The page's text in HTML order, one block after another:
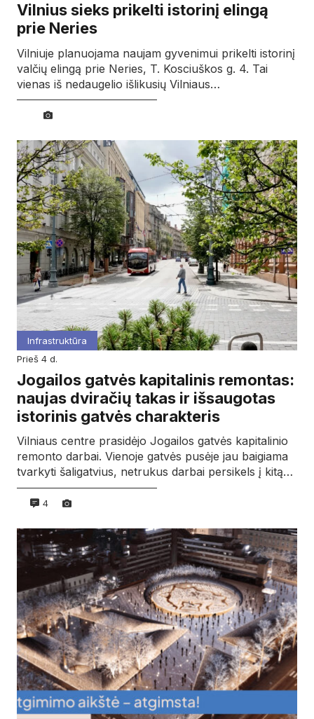
Vilnius sieks prikelti istorinį elingą
prie Neries
Vilniuje planuojama naujam gyvenimui prikelti istorinį
valčių elingą prie Neries, T. Kosciuškos g. 4. Tai
vienas iš nedaugelio išlikusių Vilniaus…
Infrastruktūra
prieš 4 d.
Jogailos gatvės kapitalinis remontas:
naujas dviračių takas ir išsaugotas
istorinis gatvės charakteris
Vilniaus centre prasidėjo Jogailos gatvės kapitalinio
remonto darbai. Vienoje gatvės pusėje jau baigiama
tvarkyti šaligatvius, netrukus darbai persikels į kitą…
4